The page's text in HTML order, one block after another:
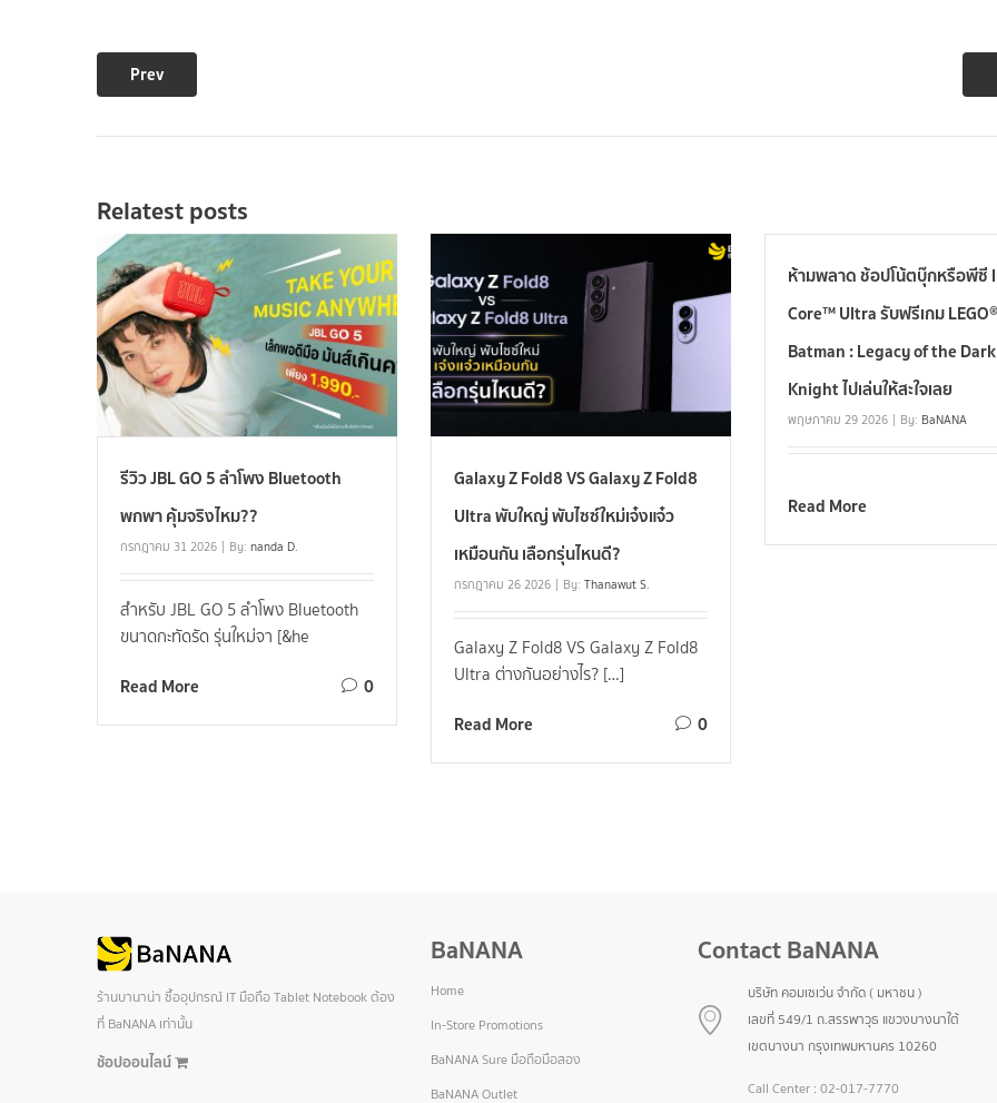
Prev
Relatest posts
รีวิว JBL GO 5 ลำโพง Bluetooth
พกพา คุ้มจริงไหม??
กรกฎาคม 31 2026 By: nanda D.
สำหรับ JBL GO 5 ลำโพง Bluetooth
ขนาดกะทัดรัด รุ่นใหม่จา [&he
Read More 0
Galaxy Z Fold8 VS Galaxy Z Fold8
Ultra พับใหญ่ พับไซซ์ใหม่เจ๋งแจ๋ว
เหมือนกัน เลือกรุ่นไหนดี?
กรกฎาคม 26 2026 By: Thanawut S.
Galaxy Z Fold8 VS Galaxy Z Fold8
Ultra ต่างกันอย่างไร? […]
Read More 0
ห้ามพลาด ช้อปโน้ตบุ๊กหรือพีซี
Core™ Ultra รับฟรีเกม LEGO®
Batman : Legacy of the Dark
Knight ไปเล่นให้สะใจเลย
พฤษภาคม 29 2026 By: BaNANA
Read More
ร้านบานาน่า ซื้ออุปกรณ์ IT มือถือ Tablet Notebook ต้อง
ที่ BaNANA เท่านั้น
ช้อปออนไลน์
BaNANA
Home
In-Store Promotions
BaNANA Sure มือถือมือสอง
BaNANA Outlet
Contact BaNANA
บริษัท คอมเซเว่น จำกัด ( มหาชน )
เลขที่ 549/1 ถ.สรรพาวุธ แขวงบางนาใต้
เขตบางนา กรุงเทพมหานคร 10260
Call Center : 02-017-7770